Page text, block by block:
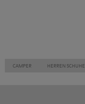
CAMPER HERREN SCHUHE